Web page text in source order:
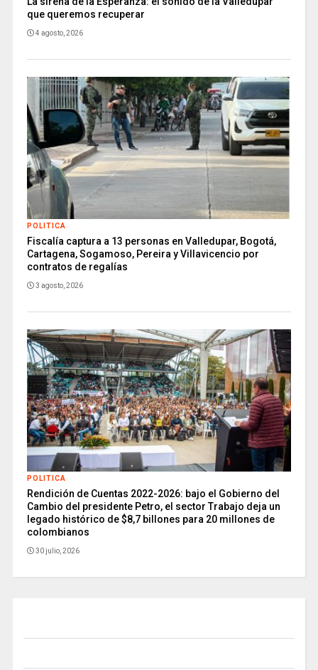
que queremos recuperar
4 agosto, 2026
POLITICA
Fiscalía captura a 13 personas en Valledupar, Bogotá,
Cartagena, Sogamoso, Pereira y Villavicencio por
contratos de regalías
3 agosto, 2026
POLITICA
Rendición de Cuentas 2022-2026: bajo el Gobierno del
Cambio del presidente Petro, el sector Trabajo deja un
legado histórico de $8,7 billones para 20 millones de
colombianos
30 julio, 2026